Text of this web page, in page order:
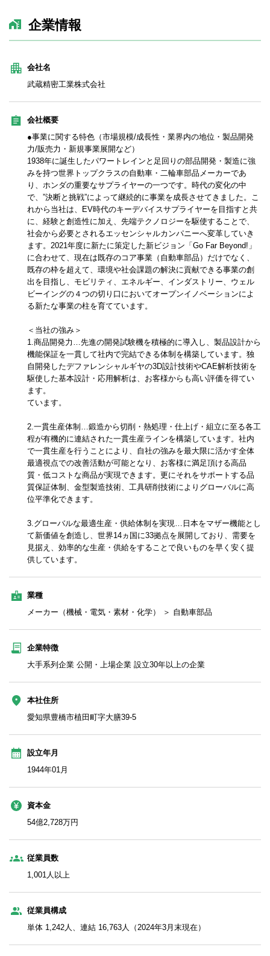
企業情報
会社名
武蔵精密工業株式会社
会社概要
●事業に関する特色（市場規模/成長性・業界内の地位・製品開発
力/販売力・新規事業展開など）
1938年に誕生したパワートレインと足回りの部品開発・製造に強
みを持つ世界トップクラスの自動車・二輪車部品メーカーであ
り、ホンダの重要なサプライヤーの一つです。時代の変化の中
で、”決断と挑戦”によって継続的に事業を成長させてきました。こ
れから当社は、EV時代のキーデバイスサプライヤーを目指すと共
に、経験と創造性に加え、先端テクノロジーを駆使することで、
社会から必要とされるエッセンシャルカンパニーへ変革していき
ます。2021年度に新たに策定した新ビジョン「Go Far Beyond!」
に合わせて、現在は既存のコア事業（自動車部品）だけでなく、
既存の枠を超えて、環境や社会課題の解決に貢献できる事業の創
出を目指し、モビリティ、エネルギー、インダストリー、ウェル
ビーイングの４つの切り口においてオープンイノベーションによ
る新たな事業の柱を育てています。
＜当社の強み＞
1.商品開発力…先進の開発試験機を積極的に導入し、製品設計から
機能保証を一貫して社内で完結できる体制を構築しています。独
自開発したデファレンシャルギヤの3D設計技術やCAE解析技術を
駆使した基本設計・応用解析は、お客様からも高い評価を得てい
ます。
ています。
2.一貫生産体制…鍛造から切削・熱処理・仕上げ・組立に至る各工
程が有機的に連結された一貫生産ラインを構築しています。社内
で一貫生産を行うことにより、自社の強みを最大限に活かす全体
最適視点での改善活動が可能となり、お客様に満足頂ける高品
質・低コストな商品が実現できます。更にそれをサポートする品
質保証体制、金型製造技術、工具研削技術によりグローバルに高
位平準化できます。
3.グローバルな最適生産・供給体制を実現…日本をマザー機能とし
て新価値を創造し、世界14ヵ国に33拠点を展開しており、需要を
見据え、効率的な生産・供給をすることで良いものを早く安く提
供しています。
業種
メーカー（機械・電気・素材・化学） ＞ 自動車部品
企業特徴
大手系列企業 公開・上場企業 設立30年以上の企業
本社住所
愛知県豊橋市植田町字大膳39-5
設立年月
1944年01月
資本金
54億2,728万円
従業員数
1,001人以上
従業員構成
単体 1,242人、連結 16,763人（2024年3月末現在）